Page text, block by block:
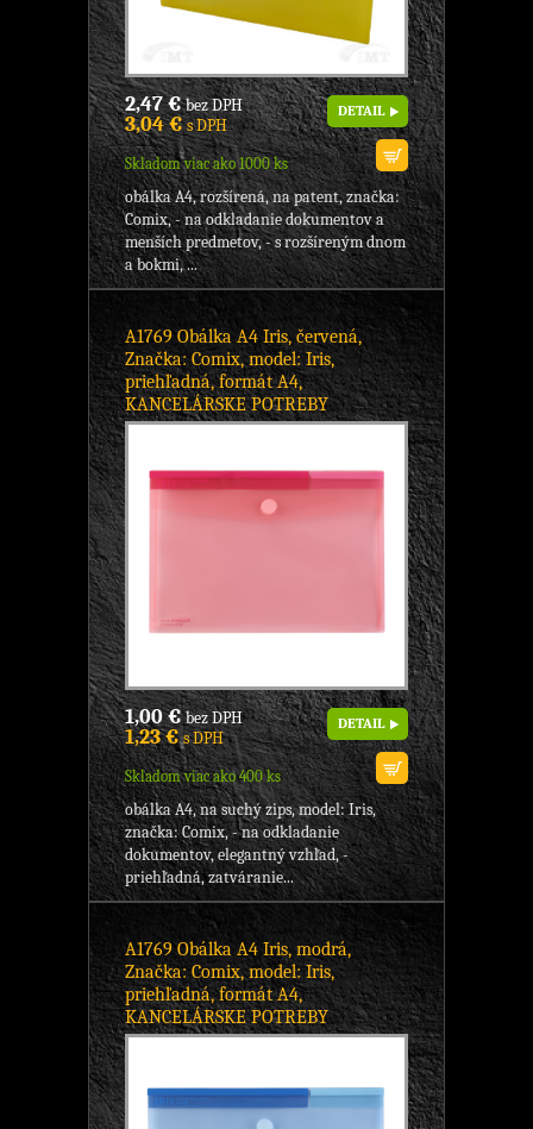
2,47 €bez DPH
3,04 €s DPH
Skladom viac ako 1000 ks
DETAIL
obálka A4, rozšírená, na patent, značka:
Comix, - na odkladanie dokumentov a
menších predmetov, - s rozšíreným dnom
a bokmi, ...
A1769 Obálka A4 Iris, červená,
Značka: Comix, model: Iris,
priehľadná, formát A4,
KANCELÁRSKE POTREBY
1,00 €bez DPH
1,23 €s DPH
Skladom viac ako 400 ks
DETAIL
obálka A4, na suchý zips, model: Iris,
značka: Comix, - na odkladanie
dokumentov, elegantný vzhľad, -
priehľadná, zatváranie...
A1769 Obálka A4 Iris, modrá,
Značka: Comix, model: Iris,
priehľadná, formát A4,
KANCELÁRSKE POTREBY